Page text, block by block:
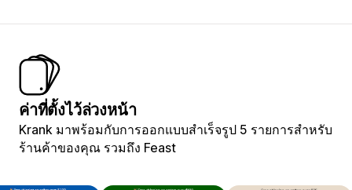
ค่าที่ตั้งไว้ล่วงหน้า
Krank มาพร้อมกับการออกแบบสำเร็จรูป 5 รายการสำหรับ
ร้านค้าของคุณ รวมถึง Feast